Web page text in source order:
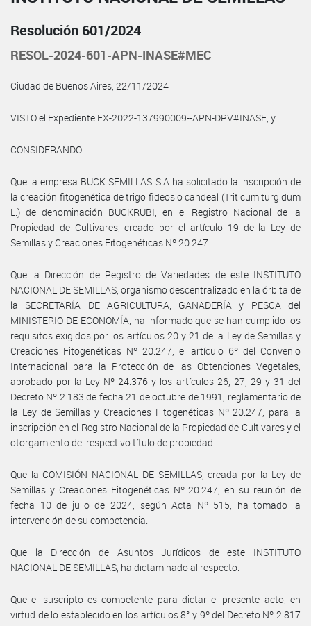
Resolución 601/2024
RESOL-2024-601-APN-INASE#MEC
Ciudad de Buenos Aires, 22/11/2024
VISTO el Expediente EX-2022-137990009--APN-DRV#INASE, y
CONSIDERANDO:
Que la empresa BUCK SEMILLAS S.A ha solicitado la inscripción de
la creación fitogenética de trigo fideos o candeal (Triticum turgidum
L.) de denominación BUCKRUBI, en el Registro Nacional de la
Propiedad de Cultivares, creado por el artículo 19 de la Ley de
Semillas y Creaciones Fitogenéticas Nº 20.247.
Que la Dirección de Registro de Variedades de este INSTITUTO
NACIONAL DE SEMILLAS, organismo descentralizado en la órbita de
la SECRETARÍA DE AGRICULTURA, GANADERÍA y PESCA del
MINISTERIO DE ECONOMÍA, ha informado que se han cumplido los
requisitos exigidos por los artículos 20 y 21 de la Ley de Semillas y
Creaciones Fitogenéticas Nº 20.247, el artículo 6º del Convenio
Internacional para la Protección de las Obtenciones Vegetales,
aprobado por la Ley Nº 24.376 y los artículos 26, 27, 29 y 31 del
Decreto Nº 2.183 de fecha 21 de octubre de 1991, reglamentario de
la Ley de Semillas y Creaciones Fitogenéticas Nº 20.247, para la
inscripción en el Registro Nacional de la Propiedad de Cultivares y el
otorgamiento del respectivo título de propiedad.
Que la COMISIÓN NACIONAL DE SEMILLAS, creada por la Ley de
Semillas y Creaciones Fitogenéticas Nº 20.247, en su reunión de
fecha 10 de julio de 2024, según Acta Nº 515, ha tomado la
intervención de su competencia.
Que la Dirección de Asuntos Jurídicos de este INSTITUTO
NACIONAL DE SEMILLAS, ha dictaminado al respecto.
Que el suscripto es competente para dictar el presente acto, en
virtud de lo establecido en los artículos 8° y 9º del Decreto Nº 2.817